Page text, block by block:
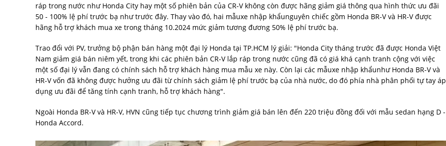
ráp trong nước như Honda City hay một số phiên bản của CR-V không còn được hãng giảm giá thông qua hình thức ưu đãi
50 - 100% lệ phí trước bạ như trước đây. Thay vào đó, hai mẫuxe nhập khẩunguyên chiếc gồm Honda BR-V và HR-V được
hãng hỗ trợ khách mua xe trong tháng 10.2024 mức giảm tương đương 50% lệ phí trước bạ.
Trao đổi với PV, trưởng bộ phận bán hàng một đại lý Honda tại TP.HCM lý giải: "Honda City tháng trước đã được Honda Việt
Nam giảm giá bán niêm yết, trong khi các phiên bản CR-V lắp ráp trong nước cũng đã có giá khá cạnh tranh cộng với việc
một số đại lý vẫn đang có chính sách hỗ trợ khách hàng mua mẫu xe này. Còn lại các mẫuxe nhập khẩunhư Honda BR-V và
HR-V vốn đã không được hưởng ưu đãi từ chính sách giảm lệ phí trước bạ của nhà nước, do đó phía nhà phân phối tự tay áp
dụng ưu đãi để tăng tính cạnh tranh, hỗ trợ khách hàng".
Ngoài Honda BR-V và HR-V, HVN cũng tiếp tục chương trình giảm giá bán lên đến 220 triệu đồng đối với mẫu sedan hạng D -
Honda Accord.